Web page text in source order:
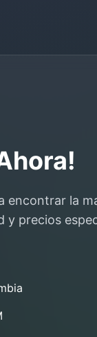
encontrar la
y precios